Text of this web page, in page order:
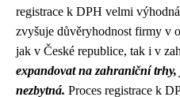
registrace k DPH velmi
zvyšuje důvěryhodnost firmy v
jak v České republice, tak i v
expandovat na zahraniční
nezbytná. Proces registrace k